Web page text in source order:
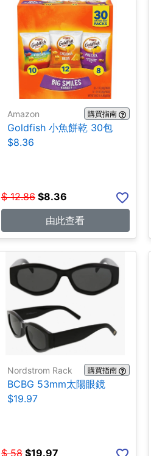
Amazon 購買指南
Goldfish 小魚餅乾 30包
$8.36
$ 12.86 $8.36
由此查看
Nordstrom Rack 購買指南
BCBG 53mm太陽眼鏡
$19.97
$ 58 $19.97